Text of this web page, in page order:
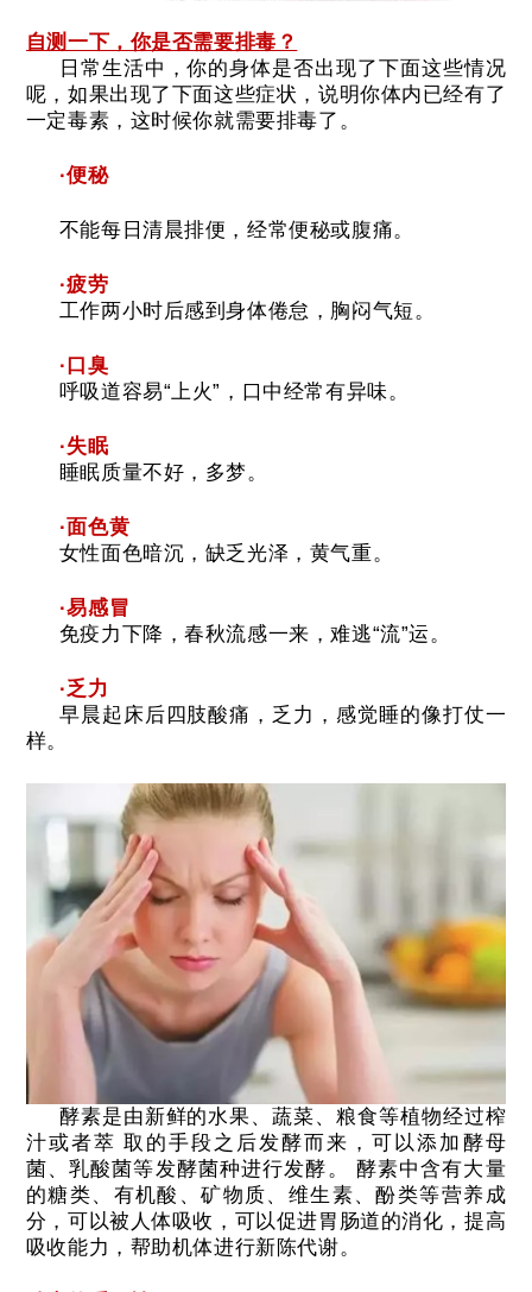
自测一下，你是否需要排毒？
日常生活中，你的身体是否出现了下面这些情况
呢，如果出现了下面这些症状，说明你体内已经有了
一定毒素，这时候你就需要排毒了。
·便秘
不能每日清晨排便，经常便秘或腹痛。
·疲劳
工作两小时后感到身体倦怠，胸闷气短。
·口臭
呼吸道容易“上火”，口中经常有异味。
·失眠
睡眠质量不好，多梦。
·面色黄
女性面色暗沉，缺乏光泽，黄气重。
·易感冒
免疫力下降，春秋流感一来，难逃“流”运。
·乏力
早晨起床后四肢酸痛，乏力，感觉睡的像打仗一
样。
酵素是由新鲜的水果、蔬菜、粮食等植物经过榨
汁或者萃 取的手段之后发酵而来，可以添加酵母
菌、乳酸菌等发酵菌种进行发酵。
酵素中含有大量
的糖类、有机酸、矿物质、维生素、酚类等营养成
分，可以被人体吸收，可以促进胃肠道的消化，提高
吸收能力，帮助机体进行新陈代谢。